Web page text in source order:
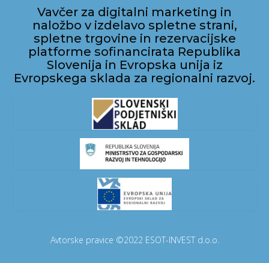
Vavčer za digitalni marketing in
naložbo v izdelavo spletne strani,
spletne trgovine in rezervacijske
platforme sofinancirata Republika
Slovenija in Evropska unija iz
Evropskega sklada za regionalni razvoj.
Avtorske pravice ©2022 ESOT-INVEST d.o.o.